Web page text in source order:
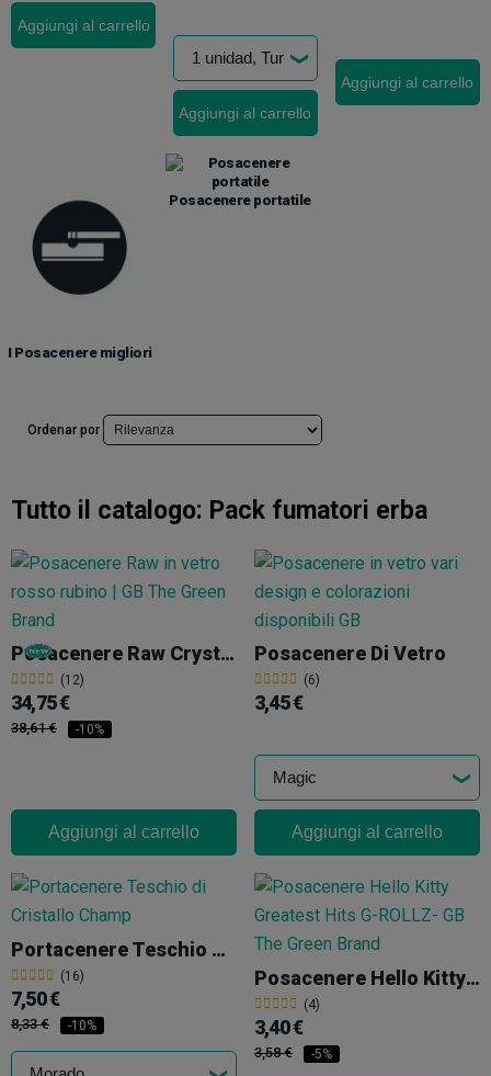
Aggiungi al carrello
Aggiungi al carrello
Aggiungi al carrello
I Posacenere migliori
Posacenere portatile
Ordenar por
Tutto il catalogo: Pack fumatori erba
Posacenere Raw Crystal Ruby Red
(12)
34,75 €
38,61 € -10%
Aggiungi al carrello
Posacenere Di Vetro
(6)
3,45 €
Aggiungi al carrello
Portacenere Teschio Di Cristallo Champ
(16)
7,50 €
8,33 € -10%
Posacenere Hello Kitty Greatest Hits G-ROLLZ
(4)
3,40 €
3,58 € -5%